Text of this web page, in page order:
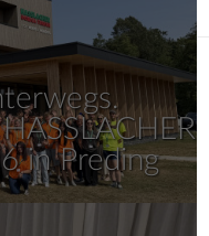
in Preding